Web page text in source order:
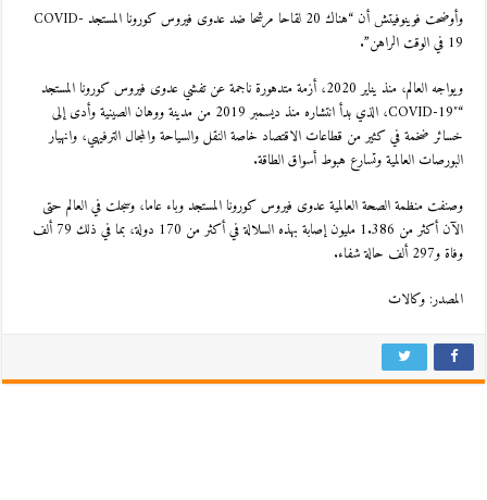
وأوضحت فوينوفيتش أن “هناك 20 لقاحا مرشحا ضد عدوى فيروس كورونا المستجد COVID-
19 في الوقت الراهن”.
ويواجه العالم، منذ يناير 2020، أزمة متدهورة ناجمة عن تفشي عدوى فيروس كورونا المستجد
“COVID-19″، الذي بدأ انتشاره منذ ديسمبر 2019 من مدينة ووهان الصينية وأدى إلى
خسائر ضخمة في كثير من قطاعات الاقتصاد خاصة النقل والسياحة والمجال الترفيهي، وانهيار
البورصات العالمية وتسارع هبوط أسواق الطاقة.
وصنفت منظمة الصحة العالمية عدوى فيروس كورونا المستجد وباء عاما، وسجلت في العالم حتى
الآن أكثر من 1.386 مليون إصابة بهذه السلالة في أكثر من 170 دولة، بما في ذلك 79 ألف
وفاة و297 ألف حالة شفاء.
المصدر: وكالات